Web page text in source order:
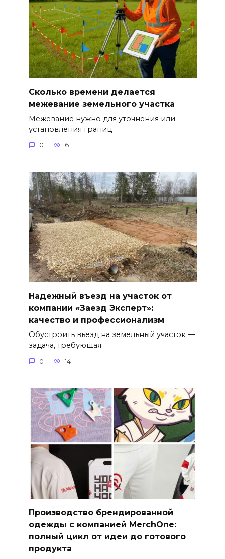
Сколько времени делается
межевание земельного участка
Межевание нужно для уточнения или
установления границ
0 6
Надежный въезд на участок от
компании «Заезд Эксперт»:
качество и профессионализм
Обустроить въезд на земельный участок —
задача, требующая
0 14
Производство брендированной
одежды с компанией MerchOne:
полный цикл от идеи до готового
продукта